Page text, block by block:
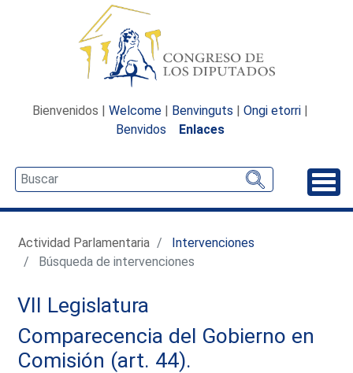
Bienvenidos | Welcome | Benvinguts | Ongi etorri |
Benvidos
Enlaces
Actividad Parlamentaria
Intervenciones
Búsqueda de intervenciones
VII Legislatura
Comparecencia del Gobierno en
Comisión (art. 44).